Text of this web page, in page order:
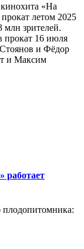
«На
летом 2025
млн зрителей.
прокат 16 июля
и Фёдор
и Максим
работает
плодопитомника: